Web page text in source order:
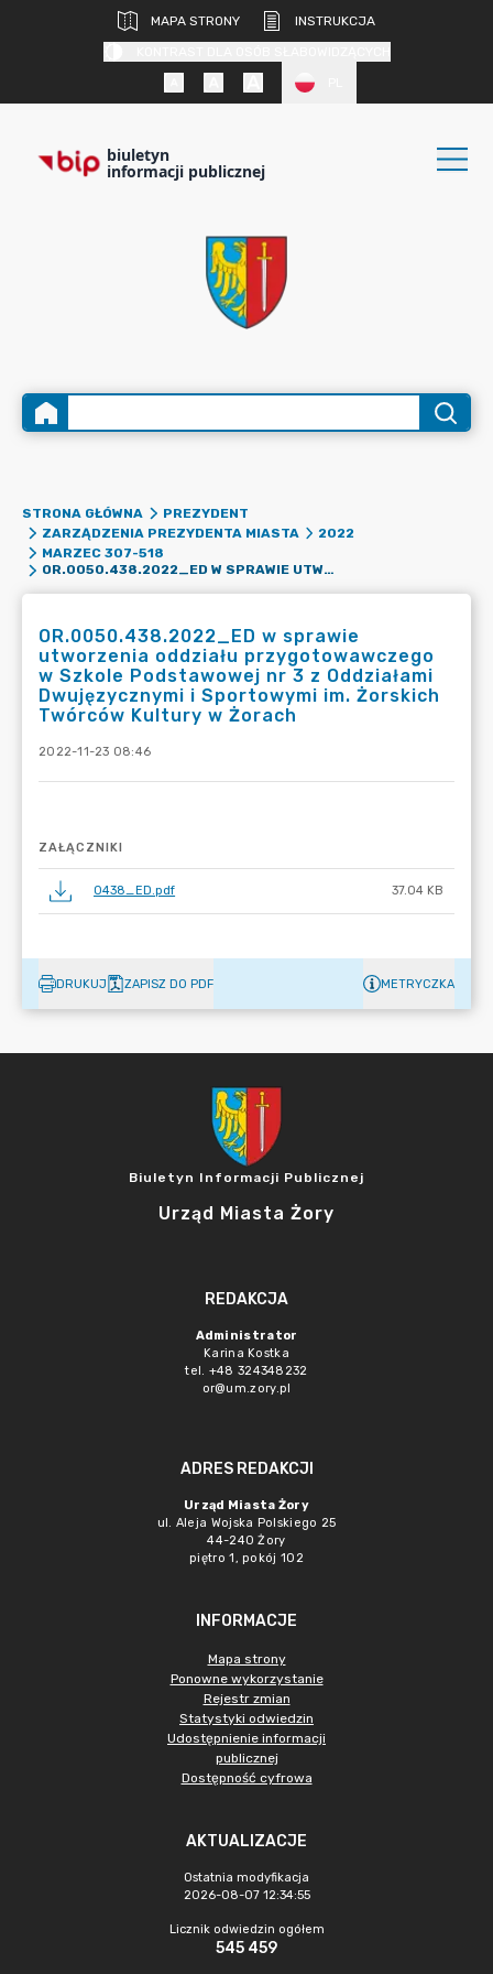
MAPA STRONY
INSTRUKCJA
biuletyn
informacji publicznej
STRONA GŁÓWNA
PREZYDENT
ZARZĄDZENIA PREZYDENTA MIASTA
2022
MARZEC 307-518
OR.0050.438.2022_ED W SPRAWIE UTWORZENIA ODDZIAŁU PRZYGOTOWAWCZEGO W SZKOLE PODSTAWOWEJ NR 3 Z ODDZIAŁAMI DWUJĘZYCZNYMI I SPORTOWYMI IM. ŻORSKICH TWÓRCÓW KULTURY W ŻORACH
OR.0050.438.2022_ED w sprawie
utworzenia oddziału przygotowawczego
w Szkole Podstawowej nr 3 z Oddziałami
Dwujęzycznymi i Sportowymi im. Żorskich
Twórców Kultury w Żorach
2022-11-23 08:46
ZAŁĄCZNIKI
0438_ED.pdf 37.04 KB
DRUKUJ ZAPISZ DO PDF METRYCZKA
Biuletyn Informacji Publicznej
Urząd Miasta Żory
REDAKCJA
Administrator
Karina Kostka
tel. +48 324348232
or@um.zory.pl
ADRES REDAKCJI
Urząd Miasta Żory
ul. Aleja Wojska Polskiego 25
44-240 Żory
piętro 1, pokój 102
INFORMACJE
Mapa strony
Ponowne wykorzystanie
Rejestr zmian
Statystyki odwiedzin
Udostępnienie informacji
publicznej
Dostępność cyfrowa
AKTUALIZACJE
Ostatnia modyfikacja
2026-08-07 12:34:55
Licznik odwiedzin ogółem
545 459